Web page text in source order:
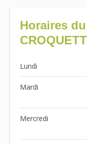
Horaires
Lundi
Mardi
Mercredi